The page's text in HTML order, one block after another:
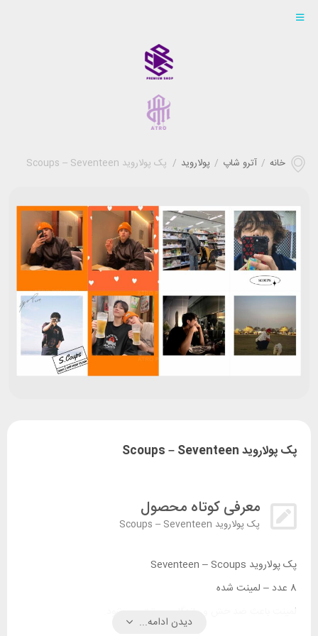
خانه / آترو شاپ / پولاروید / پک پولاروید Scoups – Seventeen
پک پولاروید Scoups – Seventeen
معرفی کوتاه محصول
پک پولاروید Scoups – Seventeen
پک پولاروید Seventeen – Scoups
8 عدد – لمینت شده
لمینت باعث ضد خش و ماندگاری بیشتر می شود.
دیدن ادامه...